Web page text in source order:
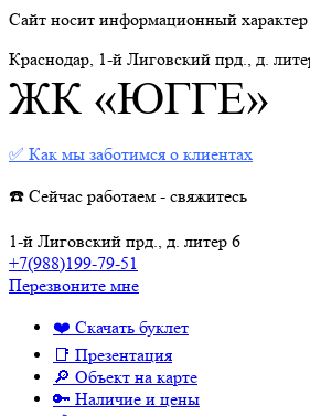
Сайт носит информационный
Краснодар, 1-й Лиговский прд., д.
ЖК «ЮГГЕ»
✅ Как мы заботимся о клиентах
☎️ Сейчас работаем - свяжитесь
1-й Лиговский прд., д. литер 6
+7(988)199-79-51
Перезвоните мне
❤️ Скачать буклет
📑 Презентация
🔎 Объект на карте
🔑 Наличие и цены